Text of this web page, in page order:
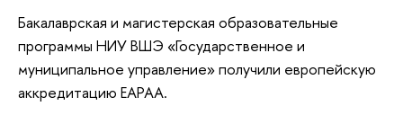
Бакалаврская и магистерская образовательные
программы НИУ ВШЭ «Государственное и
муниципальное управление» получили европейскую
аккредитацию EAPAA.